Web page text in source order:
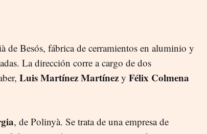
de Besós, fábrica de cerramientos en aluminio y
La dirección corre a cargo de dos
Luis MartínezMartínez y Félix Colmena
, de Polinyà. Se trata de una empresa de